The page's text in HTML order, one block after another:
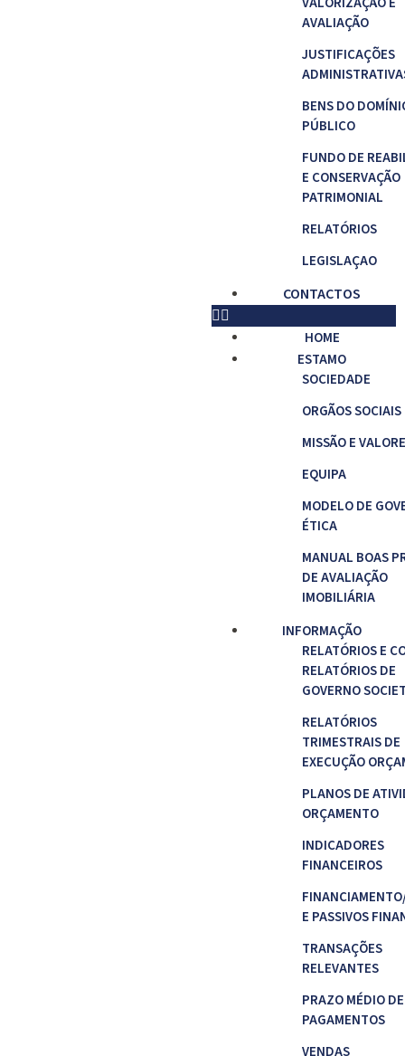
AVALIAÇÃO
JUSTIFICAÇÕES
BENS DO
PÚBLICO
FUNDO DE
E CONSERVAÇÃO
PATRIMONIAL
RELATÓRIOS
LEGISLAÇAO
CONTACTOS
HOME
ESTAMO
SOCIEDADE
ORGÃOS SOCIAIS
MISSÃO E
EQUIPA
MODELO DE
ÉTICA
MANUAL BOAS
DE AVALIAÇÃO
IMOBILIÁRIA
INFORMAÇÃO
RELATÓRIOS E
RELATÓRIOS DE
GOVERNO
RELATÓRIOS
TRIMESTRAIS DE
EXECUÇÃO
PLANOS DE
ORÇAMENTO
INDICADORES
FINANCEIROS
E PASSIVOS
TRANSAÇÕES
RELEVANTES
PRAZO MÉDIO DE
PAGAMENTOS
VENDAS